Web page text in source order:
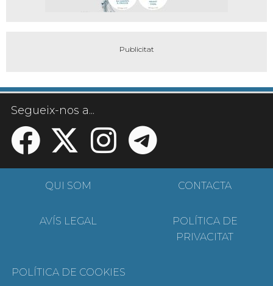
Segueix-nos a...
QUI SOM CONTACTA
AVÍS LEGAL
POLÍTICA DE
PRIVACITAT
POLÍTICA DE COOKIES